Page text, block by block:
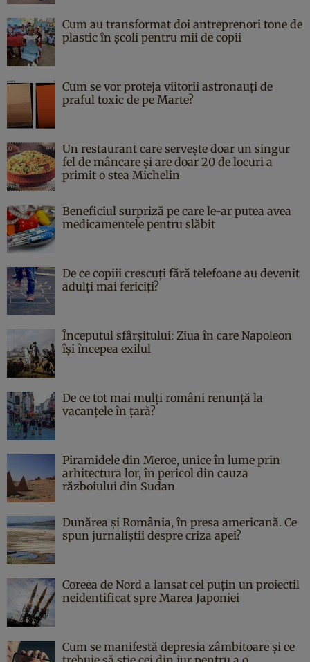
Cum au transformat doi antreprenori tone de
plastic în școli pentru mii de copii
Cum se vor proteja viitorii astronauți de
praful toxic de pe Marte?
Un restaurant care servește doar un singur
fel de mâncare și are doar 20 de locuri a
primit o stea Michelin
Beneficiul surpriză pe care le-ar putea avea
medicamentele pentru slăbit
De ce copiii crescuți fără telefoane au devenit
adulți mai fericiți?
Începutul sfârşitului: Ziua în care Napoleon
îşi începea exilul
De ce tot mai mulți români renunță la
vacanțele în țară?
Piramidele din Meroe, unice în lume prin
arhitectura lor, în pericol din cauza
războiului din Sudan
Dunărea și România, în presa americană. Ce
spun jurnaliștii despre criza apei?
Coreea de Nord a lansat cel puțin un proiectil
neidentificat spre Marea Japoniei
Cum se manifestă depresia zâmbitoare și ce